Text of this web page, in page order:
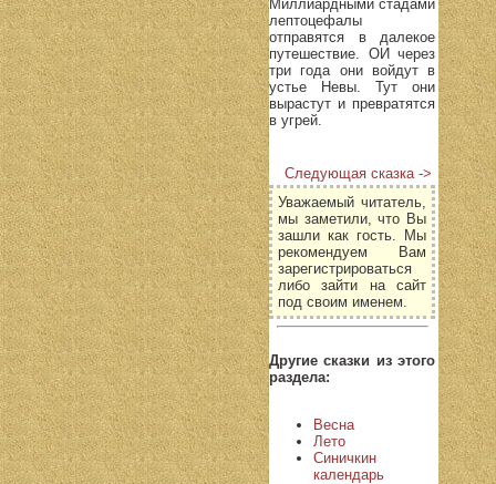
Миллиардными стадами
лептоцефалы
отправятся в далекое
путешествие. ОИ через
три года они войдут в
устье Невы. Тут они
вырастут и превратятся
в угрей.
Следующая сказка ->
Уважаемый читатель,
мы заметили, что Вы
зашли как гость. Мы
рекомендуем Вам
зарегистрироваться
либо зайти на сайт
под своим именем.
Другие сказки из этого
раздела:
Весна
Лето
Синичкин
календарь